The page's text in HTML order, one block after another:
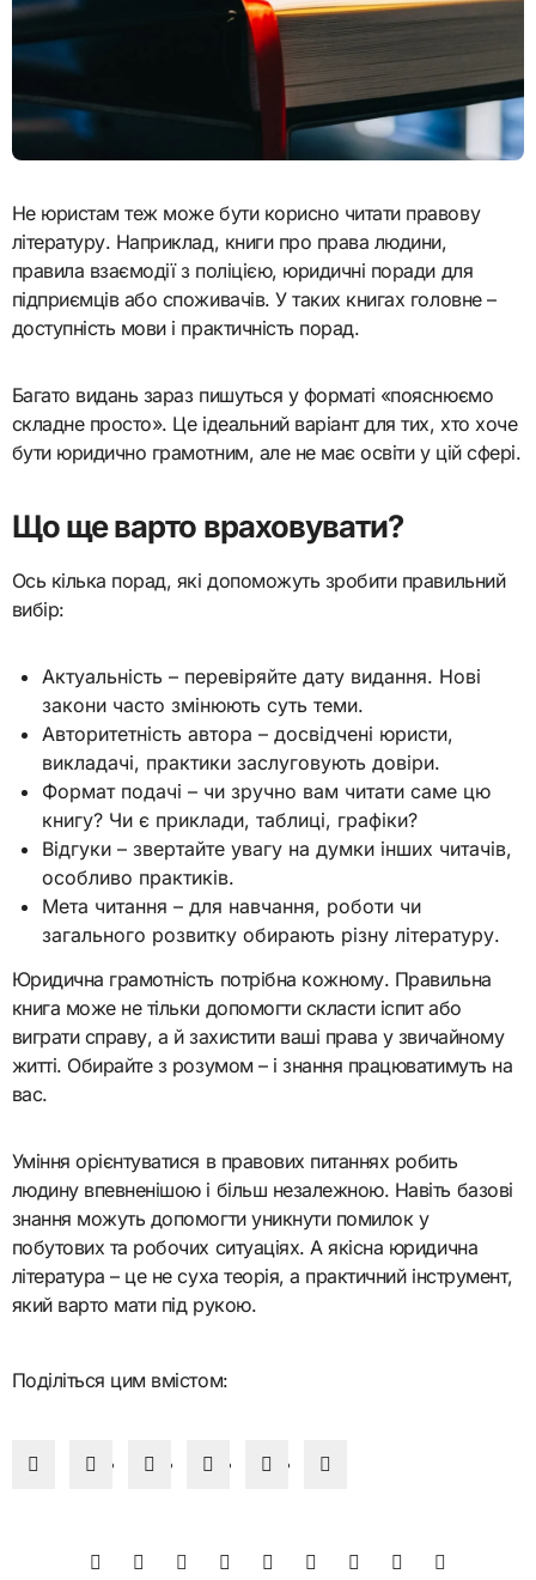
Не юристам теж може бути корисно читати правову
літературу. Наприклад, книги про права людини,
правила взаємодії з поліцією, юридичні поради для
підприємців або споживачів. У таких книгах головне –
доступність мови і практичність порад.
Багато видань зараз пишуться у форматі «пояснюємо
складне просто». Це ідеальний варіант для тих, хто хоче
бути юридично грамотним, але не має освіти у цій сфері.
Що ще варто враховувати?
Ось кілька порад, які допоможуть зробити правильний
вибір:
Актуальність – перевіряйте дату видання. Нові
закони часто змінюють суть теми.
Авторитетність автора – досвідчені юристи,
викладачі, практики заслуговують довіри.
Формат подачі – чи зручно вам читати саме цю
книгу? Чи є приклади, таблиці, графіки?
Відгуки – звертайте увагу на думки інших читачів,
особливо практиків.
Мета читання – для навчання, роботи чи
загального розвитку обирають різну літературу.
Юридична грамотність потрібна кожному. Правильна
книга може не тільки допомогти скласти іспит або
виграти справу, а й захистити ваші права у звичайному
житті. Обирайте з розумом – і знання працюватимуть на
вас.
Уміння орієнтуватися в правових питаннях робить
людину впевненішою і більш незалежною. Навіть базові
знання можуть допомогти уникнути помилок у
побутових та робочих ситуаціях. А якісна юридична
література – це не суха теорія, а практичний інструмент,
який варто мати під рукою.
Поділіться цим вмістом: